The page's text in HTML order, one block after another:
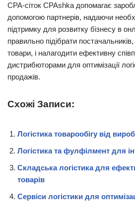
CPA-сіток CPAshka допомагає
допомогою партнерів, надаючи
підтримку для розвитку бізнесу в
правильно підібрати постачальників,
товари, і налагодити ефективну
дистрибюторами для оптимізації
продажів.
Схожі Записи:
Логістика товарообігу від
Логістика та фулфілмент для
Складська логістика для
товарів
Сервіси логістики для